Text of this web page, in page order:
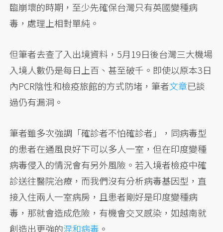
臨崩壞的時期，至少先確保台灣只有英國變種病
毒，處理上相對單純。
但筆者去查了入出境資料，5月19日後台灣三大機場
入境人數仍是每日上百、甚至破千。即使以原本3日
內PCR陰性和檢疫旅館的方式防堵，筆者文章已談
過仍有漏洞。
筆者雖多次強調「確診者不怕確診者」，同病毒型
的患者在通風良好下可以多人一室，但在印度變種
病毒侵入的情況會有另外風險。若入境者檢疫中確
診送往醫院治療，而我們沒有分析病毒基因型，直
接入住兩人一室病房，且患者剛好是印度變種病
毒，那就會造成危險，有機會交叉感染，如越南就
創造出更強的混和病毒 。